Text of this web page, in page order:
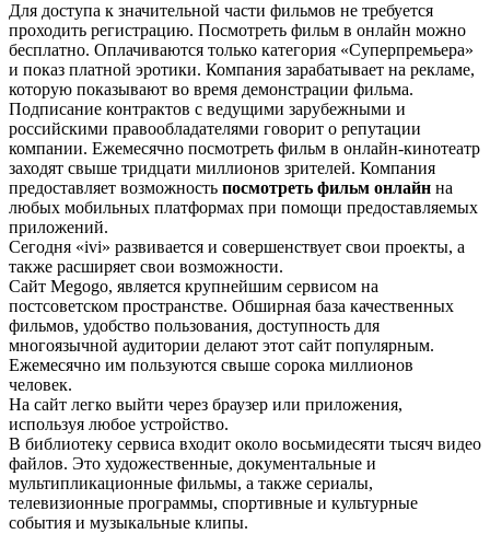
Для доступа к значительной части фильмов не требуется
проходить регистрацию. Посмотреть фильм в онлайн можно
бесплатно. Оплачиваются только категория «Суперпремьера»
и показ платной эротики. Компания зарабатывает на рекламе,
которую показывают во время демонстрации фильма.
Подписание контрактов с ведущими зарубежными и
российскими правообладателями говорит о репутации
компании. Ежемесячно посмотреть фильм в онлайн-кинотеатр
заходят свыше тридцати миллионов зрителей. Компания
предоставляет возможность посмотреть фильм онлайн на
любых мобильных платформах при помощи предоставляемых
приложений.
Сегодня «ivi» развивается и совершенствует свои проекты, а
также расширяет свои возможности.
Сайт Меgоgо, является крупнейшим сервисом на
постсоветском пространстве. Обширная база качественных
фильмов, удобство пользования, доступность для
многоязычной аудитории делают этот сайт популярным.
Ежемесячно им пользуются свыше сорока миллионов
человек.
На сайт легко выйти через браузер или приложения,
используя любое устройство.
В библиотеку сервиса входит около восьмидесяти тысяч видео
файлов. Это художественные, документальные и
мультипликационные фильмы, а также сериалы,
телевизионные программы, спортивные и культурные
события и музыкальные клипы.